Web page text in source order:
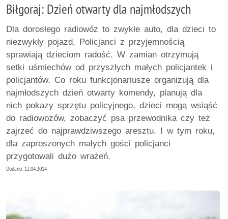
Biłgoraj: Dzień otwarty dla najmłodszych
Dla dorosłego radiowóz to zwykłe auto, dla dzieci to
niezwykły pojazd, Policjanci z przyjemnością
sprawiają dzieciom radość. W zamian otrzymują
setki uśmiechów od przyszłych małych policjantek i
policjantów. Co roku funkcjonariusze organizują dla
najmłodszych dzień otwarty komendy, planują dla
nich pokazy sprzętu policyjnego, dzieci mogą wsiąść
do radiowozów, zobaczyć psa przewodnika czy też
zajrzeć do najprawdziwszego aresztu. I w tym roku,
dla zaproszonych małych gości policjanci
przygotowali dużo wrażeń.
Dodano: 12.04.2014